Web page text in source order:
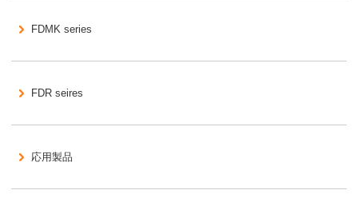
FDMK series
FDR seires
応用製品